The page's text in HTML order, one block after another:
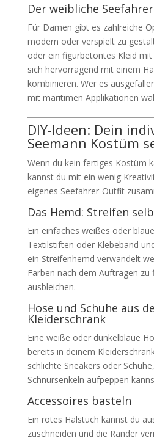
Der weibliche
Für Damen gibt es zahlreiche
modern oder verspielt zu
oder ein figurbetontes Kleid
sich hervorragend mit einem
kombinieren. Wer es
mit maritimen Applikationen
DIY-Ideen: Dein
Seemann Kostüm
Wenn du kein fertiges Kostüm
kannst du mit ein wenig
eigenes Seefahrer-Outfit
Das Hemd: Streifen
Ein einfaches weißes oder
Textilstiften oder Klebeband
ein Streifenhemd verwandelt
Farben nach dem Auftragen
ausbleichen.
Hose und Schuhe aus
Kleiderschrank
Eine weiße oder dunkelblaue
bereits in deinem
schlichte Sneakers oder
Schnürsenkeln aufpeppen
Accessoires basteln
Ein rotes Halstuch kannst du
zuschneiden und die Ränder